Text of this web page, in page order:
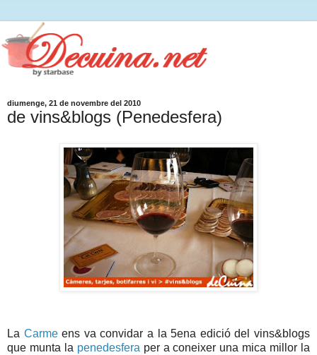
diumenge, 21 de novembre del 2010
de vins&blogs (Penedesfera)
La Carmeens va convidar a la 5ena edició del vins&blogs
que munta la penedesfera per a coneixer una mica millor la